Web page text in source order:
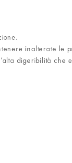
inalterate
digeribilità che